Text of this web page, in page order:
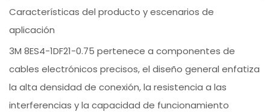
Características del producto y escenarios de
aplicación
3M 8ES4-1DF21-0.75 pertenece a componentes de
cables electrónicos precisos, el diseño general enfatiza
la alta densidad de conexión, la resistencia a las
interferencias y la capacidad de funcionamiento